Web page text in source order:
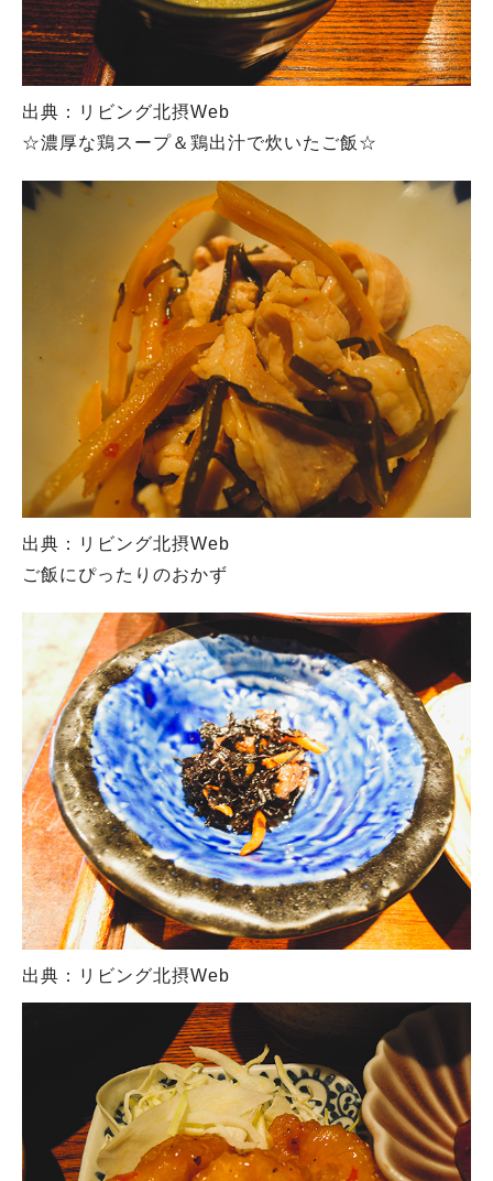
出典：リビング北摂Web
☆濃厚な鶏スープ＆鶏出汁で炊いたご飯☆
出典：リビング北摂Web
ご飯にぴったりのおかず
出典：リビング北摂Web